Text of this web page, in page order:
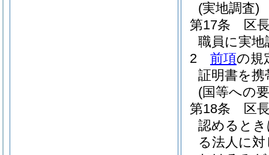
(実地調査)
第17条
区
職員に実
2
前項の規
証明書を
(国等への
第18条
区
認めると
る法人に